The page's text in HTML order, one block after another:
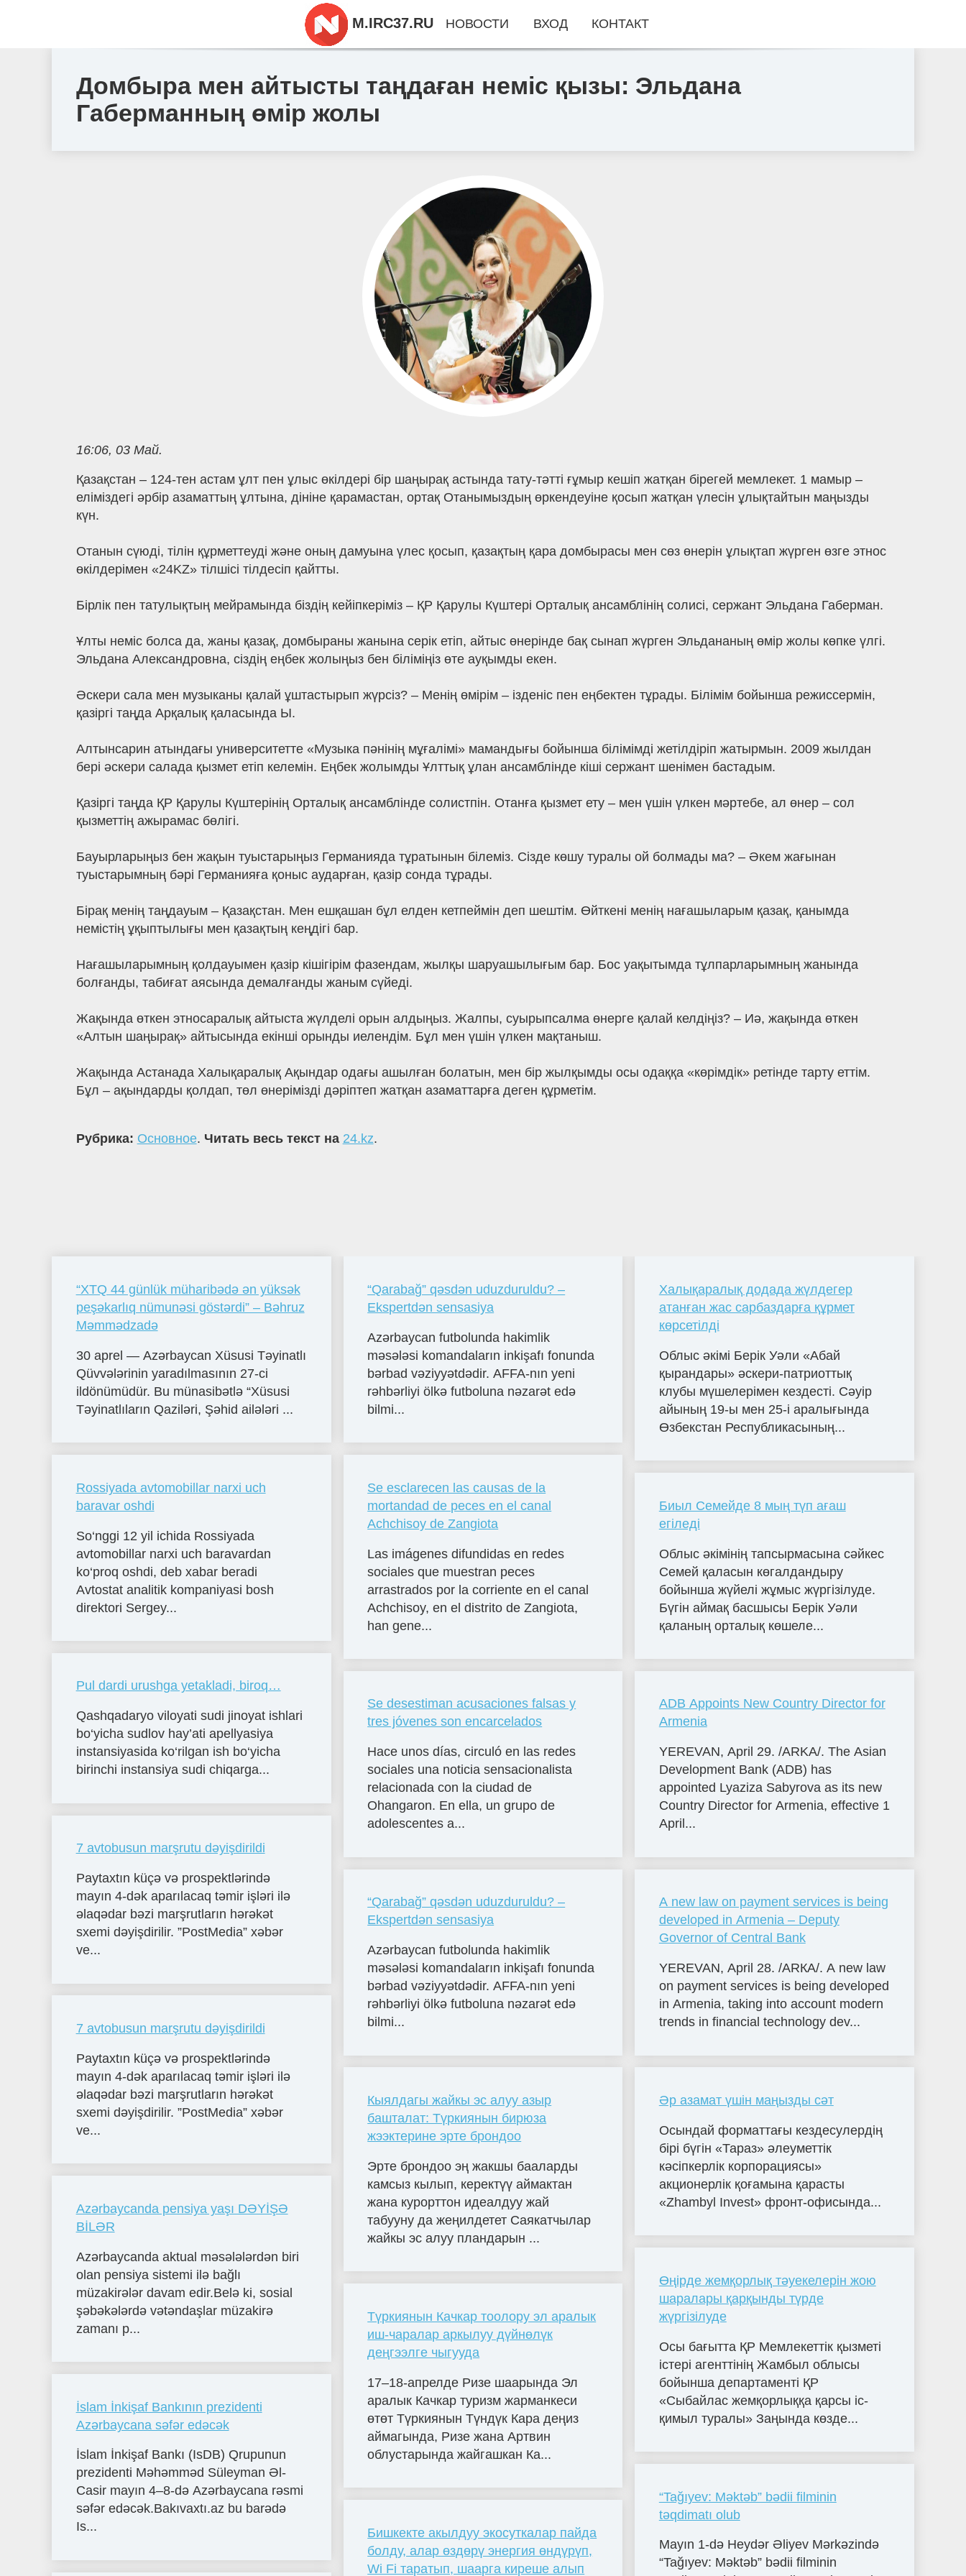
Домбыра мен айтысты таңдаған неміс қызы: Эльдана
Габерманның өмір жолы
16:06, 03 Май.
Қазақстан – 124-тен астам ұлт пен ұлыс өкілдері бір шаңырақ астында тату-тәтті ғұмыр кешіп жатқан бірегей мемлекет. 1 мамыр –
еліміздегі әрбір азаматтың ұлтына, дініне қарамастан, ортақ Отанымыздың өркендеуіне қосып жатқан үлесін ұлықтайтын маңызды
күн.
Отанын сүюді, тілін құрметтеуді және оның дамуына үлес қосып, қазақтың қара домбырасы мен сөз өнерін ұлықтап жүрген өзге этнос
өкілдерімен «24KZ» тілшісі тілдесіп қайтты.
Бірлік пен татулықтың мейрамында біздің кейіпкеріміз – ҚР Қарулы Күштері Орталық ансамблінің солисі, сержант Эльдана Габерман.
Ұлты неміс болса да, жаны қазақ, домбыраны жанына серік етіп, айтыс өнерінде бақ сынап жүрген Эльдананың өмір жолы көпке үлгі.
Эльдана Александровна, сіздің еңбек жолыңыз бен біліміңіз өте ауқымды екен.
Әскери сала мен музыканы қалай ұштастырып жүрсіз? – Менің өмірім – ізденіс пен еңбектен тұрады. Білімім бойынша режиссермін,
қазіргі таңда Арқалық қаласында Ы.
Алтынсарин атындағы университетте «Музыка пәнінің мұғалімі» мамандығы бойынша білімімді жетілдіріп жатырмын. 2009 жылдан
бері әскери салада қызмет етіп келемін. Еңбек жолымды Ұлттық ұлан ансамблінде кіші сержант шенімен бастадым.
Қазіргі таңда ҚР Қарулы Күштерінің Орталық ансамблінде солистпін. Отанға қызмет ету – мен үшін үлкен мәртебе, ал өнер – сол
қызметтің ажырамас бөлігі.
Бауырларыңыз бен жақын туыстарыңыз Германияда тұратынын білеміз. Сізде көшу туралы ой болмады ма? – Әкем жағынан
туыстарымның бәрі Германияға қоныс аударған, қазір сонда тұрады.
Бірақ менің таңдауым – Қазақстан. Мен ешқашан бұл елден кетпеймін деп шештім. Өйткені менің нағашыларым қазақ, қанымда
немістің ұқыптылығы мен қазақтың кеңдігі бар.
Нағашыларымның қолдауымен қазір кішігірім фазендам, жылқы шаруашылығым бар. Бос уақытымда тұлпарларымның жанында
болғанды, табиғат аясында демалғанды жаным сүйеді.
Жақында өткен этносаралық айтыста жүлделі орын алдыңыз. Жалпы, суырыпсалма өнерге қалай келдіңіз? – Иә, жақында өткен
«Алтын шаңырақ» айтысында екінші орынды иелендім. Бұл мен үшін үлкен мақтаныш.
Жақында Астанада Халықаралық Ақындар одағы ашылған болатын, мен бір жылқымды осы одаққа «көрімдік» ретінде тарту еттім.
Бұл – ақындарды қолдап, төл өнерімізді дәріптеп жатқан азаматтарға деген құрметім.
Рубрика: Основное. Читать весь текст на 24.kz.
“XTQ 44 günlük müharibədə ən yüksək
peşəkarlıq nümunəsi göstərdi” – Bəhruz
Məmmədzadə
30 aprel — Azərbaycan Xüsusi Təyinatlı
Qüvvələrinin yaradılmasının 27-ci
ildönümüdür. Bu münasibətlə “Xüsusi
Təyinatlıların Qaziləri, Şəhid ailələri ...
Rossiyada avtomobillar narxi uch
baravar oshdi
So‘nggi 12 yil ichida Rossiyada
avtomobillar narxi uch baravardan
ko‘proq oshdi, deb xabar beradi
Avtostat analitik kompaniyasi bosh
direktori Sergey...
Pul dardi urushga yetakladi, biroq…
Qashqadaryo viloyati sudi jinoyat ishlari
bo‘yicha sudlov hay’ati apellyasiya
instansiyasida ko‘rilgan ish bo‘yicha
birinchi instansiya sudi chiqarga...
7 avtobusun marşrutu dəyişdirildi
Paytaxtın küçə və prospektlərində
mayın 4-dək aparılacaq təmir işləri ilə
əlaqədar bəzi marşrutların hərəkət
sxemi dəyişdirilir. ”PostMedia” xəbər
ve...
7 avtobusun marşrutu dəyişdirildi
Paytaxtın küçə və prospektlərində
mayın 4-dək aparılacaq təmir işləri ilə
əlaqədar bəzi marşrutların hərəkət
sxemi dəyişdirilir. ”PostMedia” xəbər
ve...
Azərbaycanda pensiya yaşı DƏYİŞƏ
BİLƏR
Azərbaycanda aktual məsələlərdən biri
olan pensiya sistemi ilə bağlı
müzakirələr davam edir.Belə ki, sosial
şəbəkələrdə vətəndaşlar müzakirə
zamanı p...
İslam İnkişaf Bankının prezidenti
Azərbaycana səfər edəcək
İslam İnkişaf Bankı (IsDB) Qrupunun
prezidenti Məhəmməd Süleyman Əl-
Casir mayın 4–8-də Azərbaycana rəsmi
səfər edəcək.Bakıvaxtı.az bu barədə
Is...
“Qarabağ” qəsdən uduzduruldu? –
Ekspertdən sensasiya
Azərbaycan futbolunda hakimlik
məsələsi komandaların inkişafı fonunda
bərbad vəziyyətdədir. AFFA-nın yeni
rəhbərliyi ölkə futboluna nəzarət edə
bilmi...
Se esclarecen las causas de la
mortandad de peces en el canal
Achchisoy de Zangiota
Las imágenes difundidas en redes
sociales que muestran peces
arrastrados por la corriente en el canal
Achchisoy, en el distrito de Zangiota,
han gene...
Se desestiman acusaciones falsas y
tres jóvenes son encarcelados
Hace unos días, circuló en las redes
sociales una noticia sensacionalista
relacionada con la ciudad de
Ohangaron. En ella, un grupo de
adolescentes a...
“Qarabağ” qəsdən uduzduruldu? –
Ekspertdən sensasiya
Azərbaycan futbolunda hakimlik
məsələsi komandaların inkişafı fonunda
bərbad vəziyyətdədir. AFFA-nın yeni
rəhbərliyi ölkə futboluna nəzarət edə
bilmi...
Кыялдагы жайкы эс алуу азыр
башталат: Түркиянын бирюза
жээктерине эрте брондоо
Эрте брондоо эң жакшы бааларды
камсыз кылып, керектүү аймактан
жана курорттон идеалдуу жай
табууну да жеңилдетет Саякатчылар
жайкы эс алуу пландарын ...
Түркиянын Качкар тоолору эл аралык
иш-чаралар аркылуу дүйнөлүк
деңгээлге чыгууда
17–18-апрелде Ризе шаарында Эл
аралык Качкар туризм жарманкеси
өтөт Түркиянын Түндүк Кара деңиз
аймагында, Ризе жана Артвин
облустарында жайгашкан Ка...
Бишкекте акылдуу экосуткалар пайда
болду, алар өздөрү энергия өндүрүп,
Wi Fi таратып, шаарга киреше алып
Халықаралық додада жүлдегер
атанған жас сарбаздарға құрмет
көрсетілді
Облыс әкімі Берік Уәли «Абай
қырандары» әскери-патриоттық
клубы мүшелерімен кездесті. Сәуір
айының 19-ы мен 25-і аралығында
Өзбекстан Республикасының...
Биыл Семейде 8 мың түп ағаш
егіледі
Облыс әкімінің тапсырмасына сәйкес
Семей қаласын көгалдандыру
бойынша жүйелі жұмыс жүргізілуде.
Бүгін аймақ басшысы Берік Уәли
қаланың орталық көшеле...
ADB Appoints New Country Director for
Armenia
YEREVAN, April 29. /ARKA/. The Asian
Development Bank (ADB) has
appointed Lyaziza Sabyrova as its new
Country Director for Armenia, effective 1
April...
A new law on payment services is being
developed in Armenia – Deputy
Governor of Central Bank
YEREVAN, April 28. /ARКА/. A new law
on payment services is being developed
in Armenia, taking into account modern
trends in financial technology dev...
Әр азамат үшін маңызды сәт
Осындай форматтағы кездесулердің
бірі бүгін «Тараз» әлеуметтік
кәсіпкерлік корпорациясы»
акционерлік қоғамына қарасты
«Zhambyl Invest» фронт-офисында...
Өңірде жемқорлық тәуекелерін жою
шаралары қарқынды түрде
жүргізілуде
Осы бағытта ҚР Мемлекеттік қызметі
істері агенттінің Жамбыл облысы
бойынша департаменті ҚР
«Сыбайлас жемқорлыққа қарсы іс-
қимыл туралы» Заңында көзде...
“Tağıyev: Məktəb” bədii filminin
təqdimatı olub
Mayın 1-də Heydər Əliyev Mərkəzində
“Tağıyev: Məktəb” bədii filminin
M.IRC37.RU НОВОСТИ ВХОД КОНТАКТ